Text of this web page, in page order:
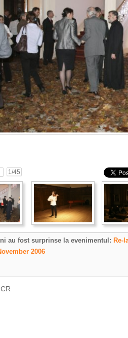
1/45
au fost surprinse la evenimentul: Re-
2006